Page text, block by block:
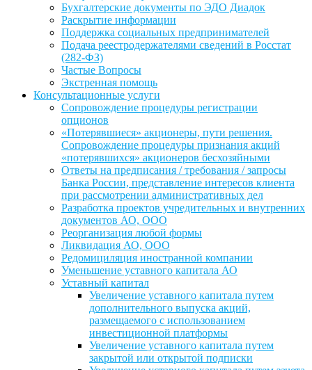
Бухгалтерские документы по ЭДО Диадок
Раскрытие информации
Поддержка социальных предпринимателей
Подача реестродержателями сведений в Росстат
(282-ФЗ)
Частые Вопросы
Экстренная помощь
Консультационные услуги
Сопровождение процедуры регистрации
опционов
«Потерявшиеся» акционеры, пути решения.
Сопровождение процедуры признания акций
«потерявшихся» акционеров бесхозяйными
Ответы на предписания / требования / запросы
Банка России, представление интересов клиента
при рассмотрении административных дел
Разработка проектов учредительных и внутренних
документов АО, ООО
Реорганизация любой формы
Ликвидация АО, ООО
Редомициляция иностранной компании
Уменьшение уставного капитала АО
Уставный капитал
Увеличение уставного капитала путем
дополнительного выпуска акций,
размещаемого с использованием
инвестиционной платформы
Увеличение уставного капитала путем
закрытой или открытой подписки